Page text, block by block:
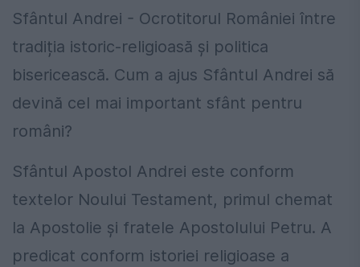
Sfântul Andrei - Ocrotitorul României între
tradiția istoric-religioasă și politica
bisericească. Cum a ajus Sfântul Andrei să
devină cel mai important sfânt pentru
români?
Sfântul Apostol Andrei este conform
textelor Noului Testament, primul chemat
la Apostolie și fratele Apostolului Petru. A
predicat conform istoriei religioase a